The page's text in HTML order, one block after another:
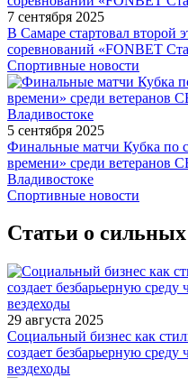
7 сентября 2025
В Самаре стартовал второй
соревнований «FONBET
Спортивные новости
5 сентября 2025
Финальные матчи Кубка по
времени» среди ветеранов
Владивостоке
Спортивные новости
Статьи о сильных
29 августа 2025
Социальный бизнес как
создает безбарьерную
вездеходы